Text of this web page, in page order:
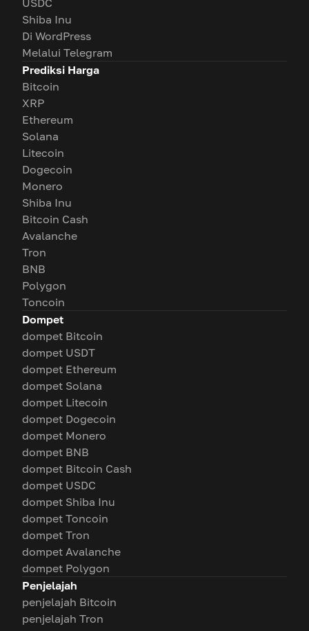
USDC
Shiba Inu
Di WordPress
Melalui Telegram
Prediksi Harga
Bitcoin
XRP
Ethereum
Solana
Litecoin
Dogecoin
Monero
Shiba Inu
Bitcoin Cash
Avalanche
Tron
BNB
Polygon
Toncoin
Dompet
dompet Bitcoin
dompet USDT
dompet Ethereum
dompet Solana
dompet Litecoin
dompet Dogecoin
dompet Monero
dompet BNB
dompet Bitcoin Cash
dompet USDC
dompet Shiba Inu
dompet Toncoin
dompet Tron
dompet Avalanche
dompet Polygon
Penjelajah
penjelajah Bitcoin
penjelajah Tron